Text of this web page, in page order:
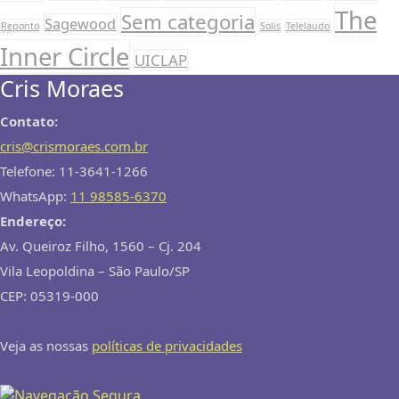
encontros, solteirice e Saiba
0
Inner Circle
promove
primeira festa
exclusiva para
solteiros no
Recife
PorCris Moraes
App de relacionamentos quer
Reponto Sagewood Sem categoria Solis Telelaudo The
Inner Circle UICLAP
Cris Moraes
Contato:
cris@crismoraes.com.br
Telefone: 11-3641-1266
WhatsApp: 11 98585-6370
Endereço:
Av. Queiroz Filho, 1560 – Cj. 204
Vila Leopoldina – São Paulo/SP
CEP: 05319-000
Veja as nossas políticas de privacidades